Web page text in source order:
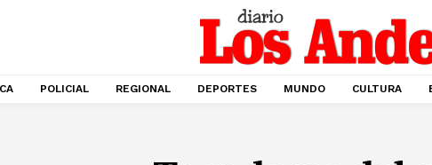
POLICIAL REGIONAL DEPORTES MUNDO CULTURA